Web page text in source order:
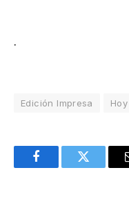
.
Edición Impresa Hoy
FacebookTwitter